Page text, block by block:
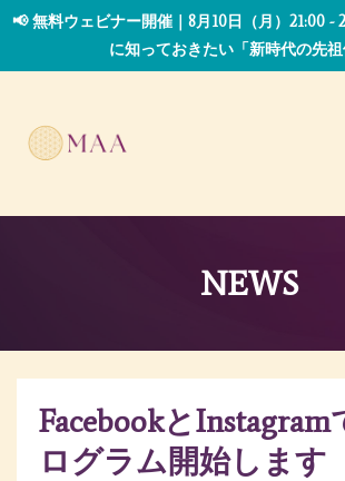
📢 無料ウェビナー開催｜8月10日（月）21:00 -
に知っておきたい「新時代の先祖
NEWS
FacebookとInstagram
ログラム開始します